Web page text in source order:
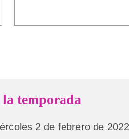
la temporada
2 de febrero de 2022